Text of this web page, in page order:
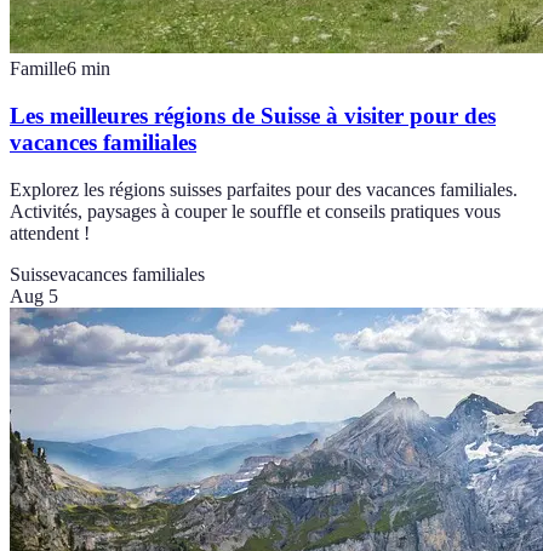
Famille6 min
Les meilleures régions de Suisse à visiter pour des
vacances familiales
Explorez les régions suisses parfaites pour des vacances familiales.
Activités, paysages à couper le souffle et conseils pratiques vous
attendent !
Suissevacances familiales
Aug 5